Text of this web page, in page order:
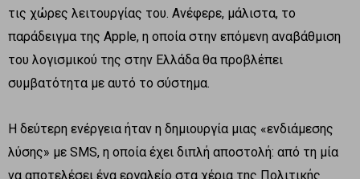
τις χώρες λειτουργίας του. Ανέφερε, μάλιστα, το
παράδειγμα της Apple, η οποία στην επόμενη αναβάθμιση
του λογισμικού της στην Ελλάδα θα προβλέπει
συμβατότητα με αυτό το σύστημα.
Η δεύτερη ενέργεια ήταν η δημιουργία μιας «ενδιάμεσης
λύσης» με SMS, η οποία έχει διπλή αποστολή: από τη μία
να αποτελέσει ένα εργαλείο στα χέρια της Πολιτικής